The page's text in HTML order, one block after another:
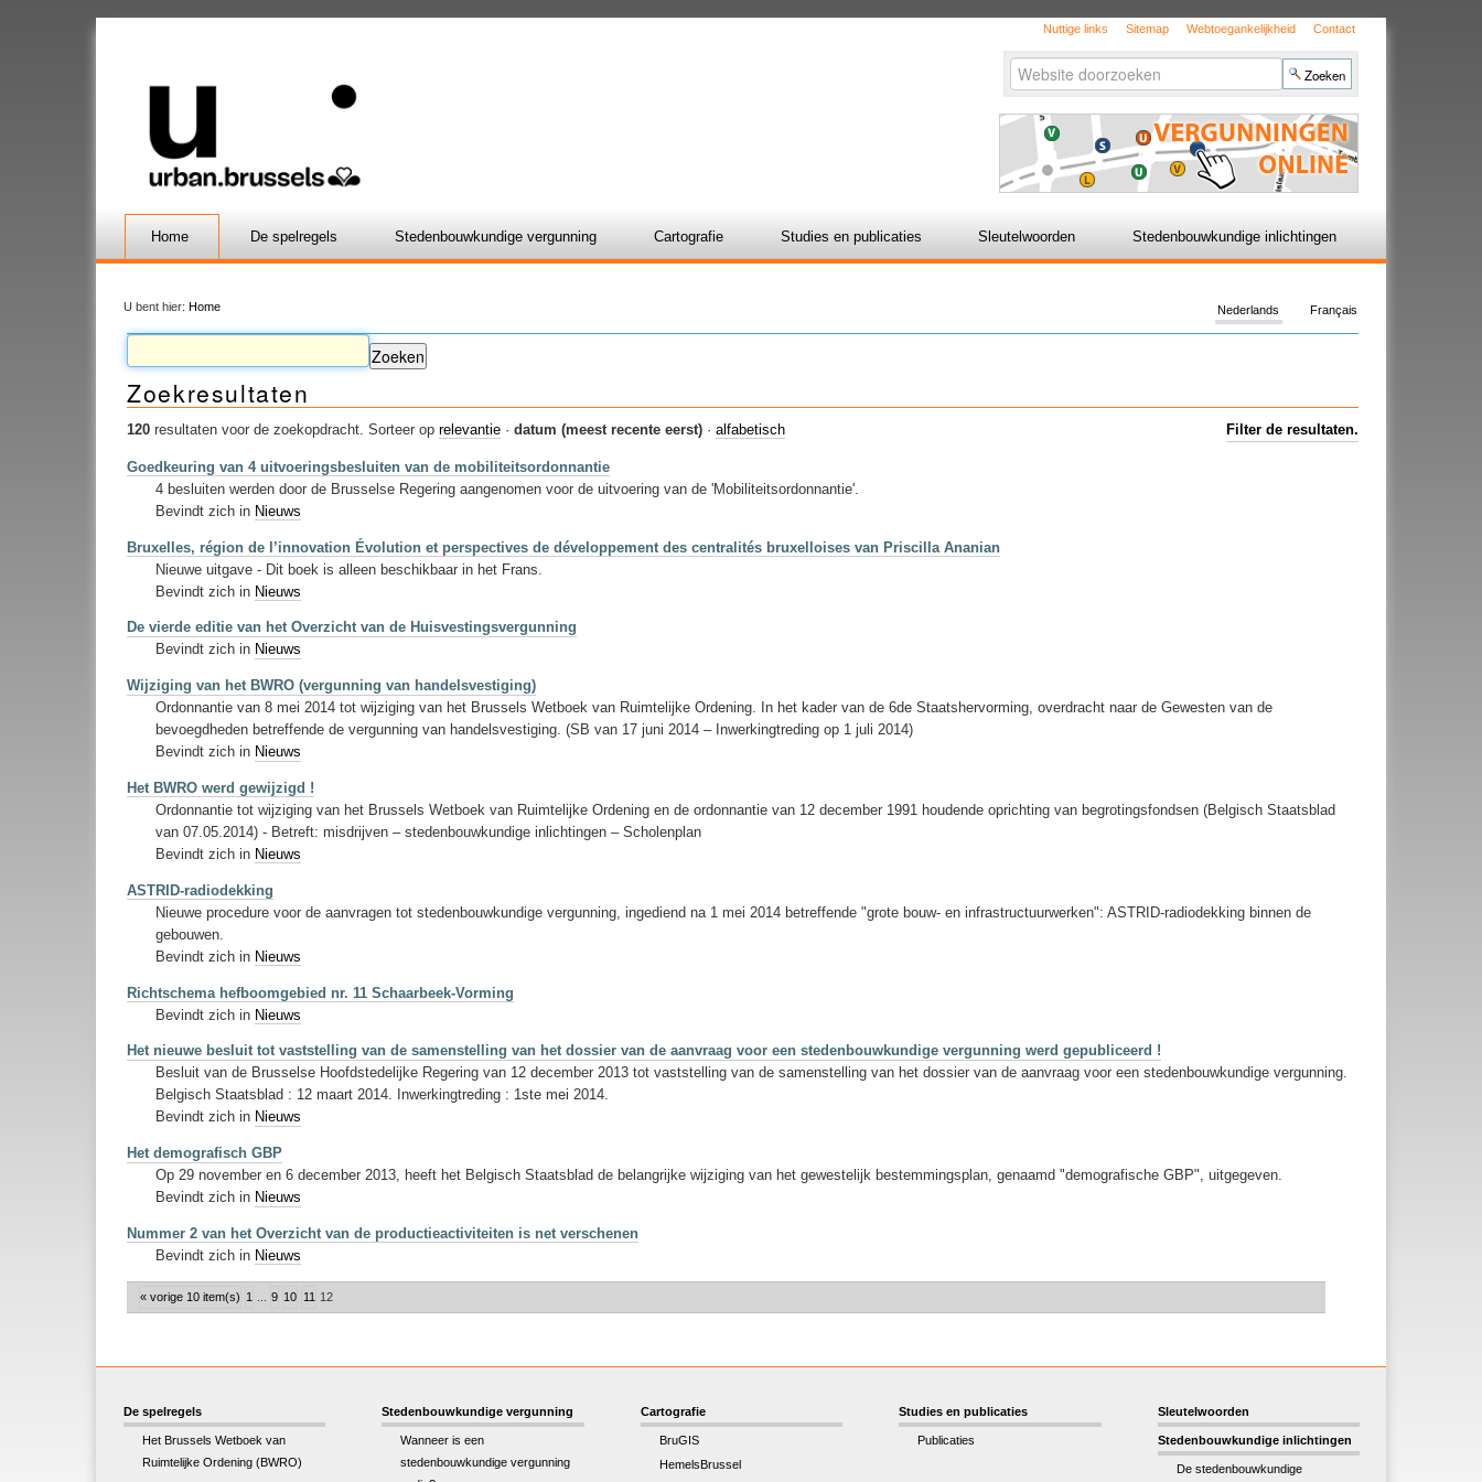
Nuttige links Sitemap Webtoegankelijkheid Contact
Zoek
zoeken...
Home De spelregels Stedenbouwkundige vergunning Cartografie Studies en publicaties Sleutelwoorden Stedenbouwkundige inlichtingen
U bent hier: Home Français
Nederlands
Zoekresultaten
120 resultaten voor de zoekopdracht. Filter de resultaten.
Sorteer op relevantie · datum (meest recente eerst) · alfabetisch
Goedkeuring van 4 uitvoeringsbesluiten van de mobiliteitsordonnantie
4 besluiten werden door de Brusselse Regering aangenomen voor de uitvoering van de 'Mobiliteitsordonnantie'.
Bevindt zich in Nieuws
Bruxelles, région de l’innovation Évolution et perspectives de développement des centralités bruxelloises van Priscilla Ananian
Nieuwe uitgave - Dit boek is alleen beschikbaar in het Frans.
Bevindt zich in Nieuws
De vierde editie van het Overzicht van de Huisvestingsvergunning
Bevindt zich in Nieuws
Wijziging van het BWRO (vergunning van handelsvestiging)
Ordonnantie van 8 mei 2014 tot wijziging van het Brussels Wetboek van Ruimtelijke Ordening. In het kader van de 6de Staatshervorming, overdracht naar de Gewesten van de
bevoegdheden betreffende de vergunning van handelsvestiging. (SB van 17 juni 2014 – Inwerkingtreding op 1 juli 2014)
Bevindt zich in Nieuws
Het BWRO werd gewijzigd !
Ordonnantie tot wijziging van het Brussels Wetboek van Ruimtelijke Ordening en de ordonnantie van 12 december 1991 houdende oprichting van begrotingsfondsen (Belgisch Staatsblad
van 07.05.2014) - Betreft: misdrijven – stedenbouwkundige inlichtingen – Scholenplan
Bevindt zich in Nieuws
ASTRID-radiodekking
Nieuwe procedure voor de aanvragen tot stedenbouwkundige vergunning, ingediend na 1 mei 2014 betreffende "grote bouw- en infrastructuurwerken": ASTRID-radiodekking binnen de
gebouwen.
Bevindt zich in Nieuws
Richtschema hefboomgebied nr. 11 Schaarbeek-Vorming
Bevindt zich in Nieuws
Het nieuwe besluit tot vaststelling van de samenstelling van het dossier van de aanvraag voor een stedenbouwkundige vergunning werd gepubliceerd !
Besluit van de Brusselse Hoofdstedelijke Regering van 12 december 2013 tot vaststelling van de samenstelling van het dossier van de aanvraag voor een stedenbouwkundige vergunning.
Belgisch Staatsblad : 12 maart 2014. Inwerkingtreding : 1ste mei 2014.
Bevindt zich in Nieuws
Het demografisch GBP
Op 29 november en 6 december 2013, heeft het Belgisch Staatsblad de belangrijke wijziging van het gewestelijk bestemmingsplan, genaamd "demografische GBP", uitgegeven.
Bevindt zich in Nieuws
Nummer 2 van het Overzicht van de productieactiviteiten is net verschenen
Bevindt zich in Nieuws
« vorige 10 item(s) 1 9 10 11 12
De spelregels
Het Brussels Wetboek van
Ruimtelijke Ordening (BWRO)
Stedenbouwkundige vergunning
Wanneer is een
stedenbouwkundige vergunning
Cartografie
BruGIS
HemelsBrussel
Studies en publicaties
Publicaties
Sleutelwoorden
Stedenbouwkundige inlichtingen
De stedenbouwkundige